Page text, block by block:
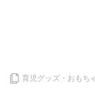
育児グッズ・おもち